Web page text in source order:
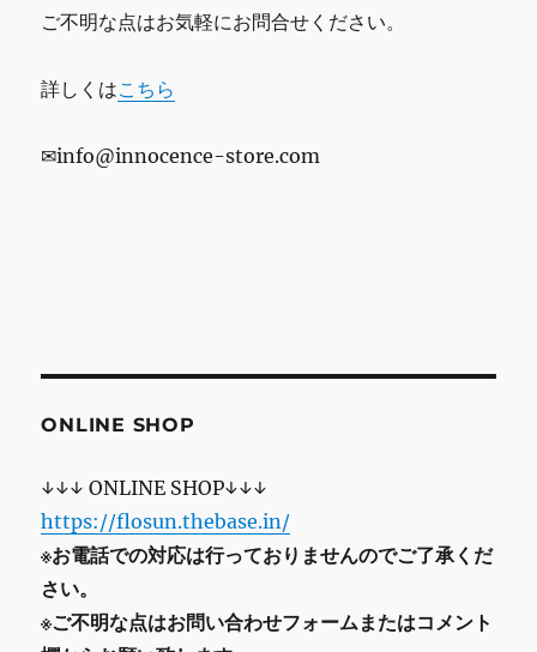
ご不明な点はお気軽にお問合せください。
詳しくはこちら
✉info@innocence-store.com
ONLINE SHOP
↓↓↓ ONLINE SHOP↓↓↓
https://flosun.thebase.in/
※お電話での対応は行っておりませんのでご了承くだ
さい。
※ご不明な点はお問い合わせフォームまたはコメント